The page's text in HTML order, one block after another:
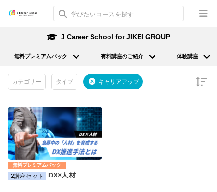
カテゴリー タイプ キャリアアップ
無料プレミアムパック
2講座セット DX×人材
J Career School for JIKEI GROUP
無料プレミアムパック 有料講座のご紹介 体験講座